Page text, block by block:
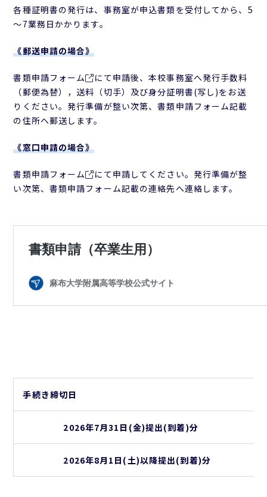
各種証明書の発行は、事務室が申込書類を受付してから、5
～7業務日かかります。
《郵送申請の場合》
書類申請フォーム
にて申請後、本校事務室へ発行手数料
（郵便為替），送料（切手）及び身分証明書(写し)をお送
りください。発行準備が整い次第、書類申請フォーム記載
の住所へ郵送します。
《窓口申請の場合》
書類申請フォーム
にて申請してください。発行準備が整
い次第、書類申請フォーム記載の連絡先へ連絡します。
手続き締切日
2026年7月31日(金)提出(到着)分
2026年8月1日(土)以降提出(到着)分